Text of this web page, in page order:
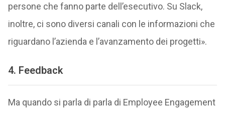
persone che fanno parte dell’esecutivo. Su Slack,
inoltre, ci sono diversi canali con le informazioni che
riguardano l’azienda e l’avanzamento dei progetti».
4. Feedback
Ma quando si parla di parla di Employee Engagement